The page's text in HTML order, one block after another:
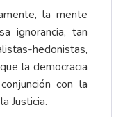
la mente
ignorancia, tan
hedonistas,
la democracia
con la
Justicia.